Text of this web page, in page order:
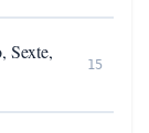
Sexte,
15